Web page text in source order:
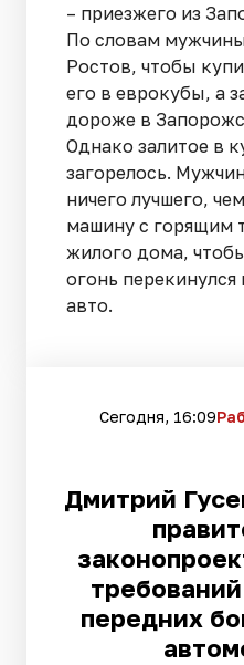
– приезжего из
По словам
Ростов, чтобы
его в еврокубы, а
дороже в
Однако залитое в
загорелось.
ничего лучшего,
машину с горящим
жилого дома,
огонь
авто.
Сегодня, 16:09
Дмитрий
передних